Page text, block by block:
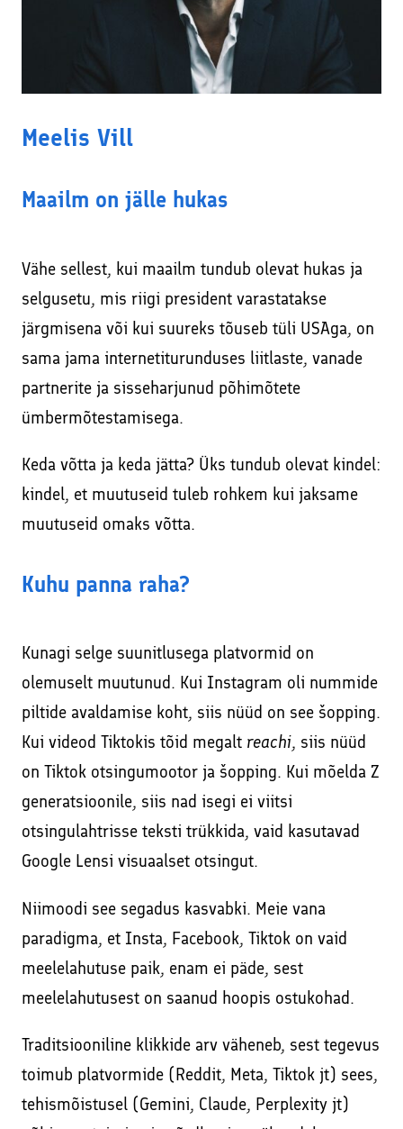
Meelis Vill
Maailm on jälle hukas
Vähe sellest, kui maailm tundub olevat hukas ja
selgusetu, mis riigi president varastatakse
järgmisena või kui suureks tõuseb tüli USAga, on
sama jama internetiturunduses liitlaste, vanade
partnerite ja sisseharjunud põhimõtete
ümbermõtestamisega.
Keda võtta ja keda jätta? Üks tundub olevat kindel:
kindel, et muutuseid tuleb rohkem kui jaksame
muutuseid omaks võtta.
Kuhu panna raha?
Kunagi selge suunitlusega platvormid on
olemuselt muutunud. Kui Instagram oli nummide
piltide avaldamise koht, siis nüüd on see šopping.
Kui videod Tiktokis tõid megalt reachi, siis nüüd
on Tiktok otsingumootor ja šopping. Kui mõelda Z
generatsioonile, siis nad isegi ei viitsi
otsingulahtrisse teksti trükkida, vaid kasutavad
Google Lensi visuaalset otsingut.
Niimoodi see segadus kasvabki. Meie vana
paradigma, et Insta, Facebook, Tiktok on vaid
meelelahutuse paik, enam ei päde, sest
meelelahutusest on saanud hoopis ostukohad.
Traditsiooniline klikkide arv väheneb, sest tegevus
toimub platvormide (Reddit, Meta, Tiktok jt) sees,
tehismõistusel (Gemini, Claude, Perplexity jt)